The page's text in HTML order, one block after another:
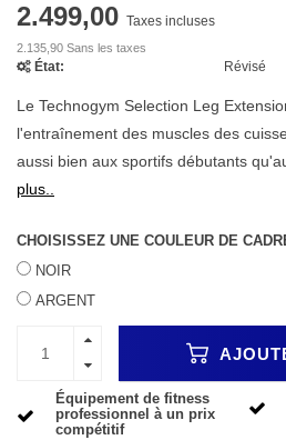
2.499,00 Taxes incluses
2.135,90 Sans les taxes
État: Révisé
Le Technogym Selection Leg
l'entraînement des muscles des
aussi bien aux sportifs débutants
plus..
CHOISISSEZ UNE COULEUR DE
NOIR
ARGENT
Équipement de fitness
professionnel à un prix
compétitif